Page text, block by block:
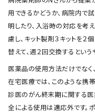
用できるかどうか、病院内で
明したり、入浴時の対応を考
慮し、キット製剤３キットを
替えて、週２回交換するという
医薬品の使用方法だけでなく
在宅医療では、このような携
診医のがん終末期に関する
全による使用は適応外です。